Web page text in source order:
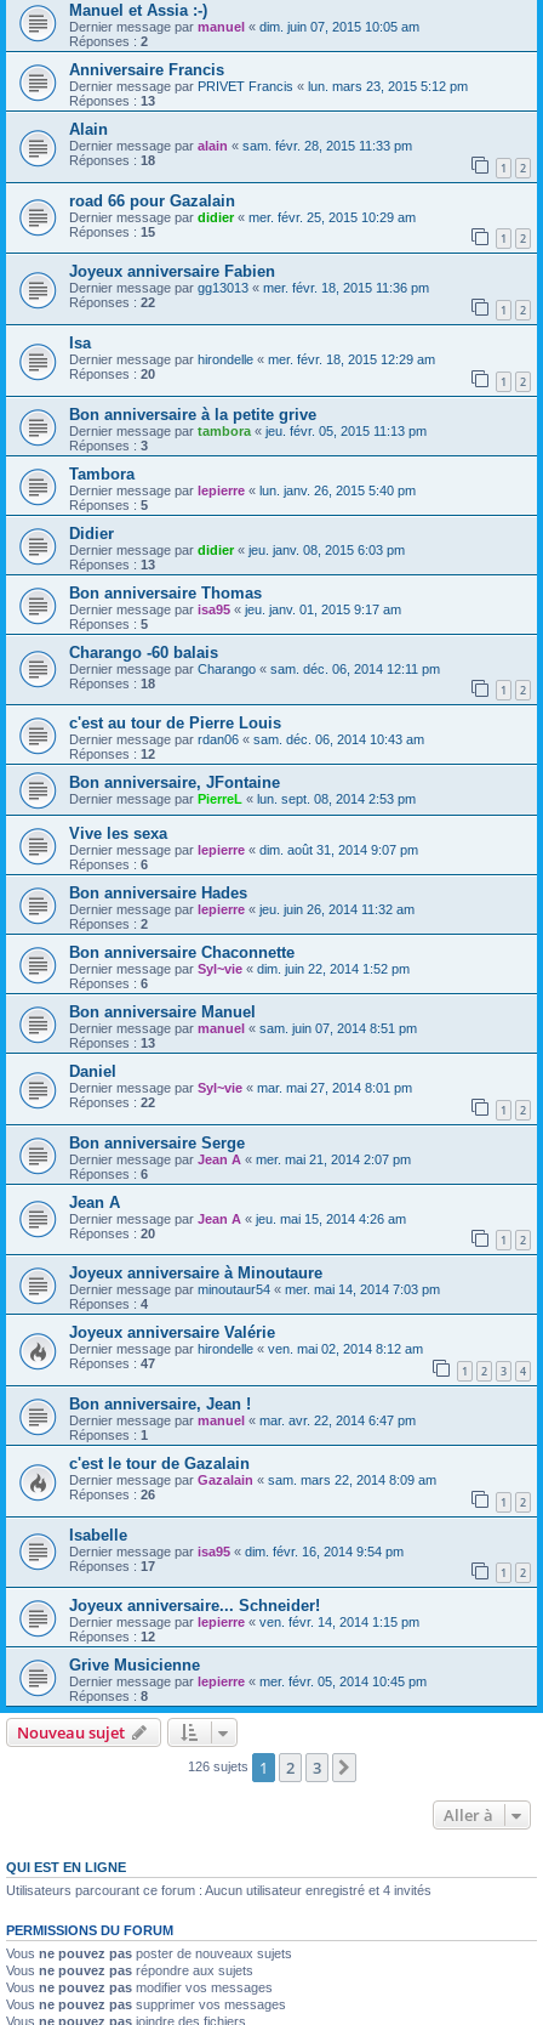
Manuel et Assia :-)
Dernier message par manuel « dim. juin 07, 2015 10:05 am
Réponses : 2
Anniversaire Francis
Dernier message par PRIVET Francis « lun. mars 23, 2015 5:12 pm
Réponses : 13
Alain
Dernier message par alain « sam. févr. 28, 2015 11:33 pm
Réponses : 18 1 2
road 66 pour Gazalain
Dernier message par didier« mer. févr. 25, 2015 10:29 am
Réponses : 15 1 2
Joyeux anniversaire Fabien
Dernier message par gg13013 « mer. févr. 18, 2015 11:36 pm
Réponses : 22 1 2
Isa
Dernier message par hirondelle « mer. févr. 18, 2015 12:29 am
Réponses : 20 1 2
Bon anniversaire à la petite grive
Dernier message par tambora « jeu. févr. 05, 2015 11:13 pm
Réponses : 3
Tambora
Dernier message par lepierre « lun. janv. 26, 2015 5:40 pm
Réponses : 5
Didier
Dernier message par didier« jeu. janv. 08, 2015 6:03 pm
Réponses : 13
Bon anniversaire Thomas
Dernier message par isa95 « jeu. janv. 01, 2015 9:17 am
Réponses : 5
Charango -60 balais
Dernier message par Charango « sam. déc. 06, 2014 12:11 pm
Réponses : 18 1 2
c'est au tour de Pierre Louis
Dernier message par rdan06 « sam. déc. 06, 2014 10:43 am
Réponses : 12
Bon anniversaire, JFontaine
Dernier message par PierreL « lun. sept. 08, 2014 2:53 pm
Vive les sexa
Dernier message par lepierre « dim. août 31, 2014 9:07 pm
Réponses : 6
Bon anniversaire Hades
Dernier message par lepierre « jeu. juin 26, 2014 11:32 am
Réponses : 2
Bon anniversaire Chaconnette
Dernier message par Syl~vie « dim. juin 22, 2014 1:52 pm
Réponses : 6
Bon anniversaire Manuel
Dernier message par manuel « sam. juin 07, 2014 8:51 pm
Réponses : 13
Daniel
Dernier message par Syl~vie « mar. mai 27, 2014 8:01 pm
Réponses : 22 1 2
Bon anniversaire Serge
Dernier message par Jean A « mer. mai 21, 2014 2:07 pm
Réponses : 6
Jean A
Dernier message par Jean A « jeu. mai 15, 2014 4:26 am
Réponses : 20 1 2
Joyeux anniversaire à Minoutaure
Dernier message par minoutaur54 « mer. mai 14, 2014 7:03 pm
Réponses : 4
Joyeux anniversaire Valérie
Dernier message par hirondelle « ven. mai 02, 2014 8:12 am
Réponses : 47 1 2 3 4
Bon anniversaire, Jean !
Dernier message par manuel « mar. avr. 22, 2014 6:47 pm
Réponses : 1
c'est le tour de Gazalain
Dernier message par Gazalain « sam. mars 22, 2014 8:09 am
Réponses : 26 1 2
Isabelle
Dernier message par isa95 « dim. févr. 16, 2014 9:54 pm
Réponses : 17 1 2
Joyeux anniversaire... Schneider!
Dernier message par lepierre « ven. févr. 14, 2014 1:15 pm
Réponses : 12
Grive Musicienne
Dernier message par lepierre « mer. févr. 05, 2014 10:45 pm
Réponses : 8
Nouveau sujet
126 sujets 1 2 3
Aller à
QUI EST EN LIGNE
Utilisateurs parcourant ce forum : Aucun utilisateur enregistré et 4 invités
PERMISSIONS DU FORUM
Vous ne pouvez pas poster de nouveaux sujets
Vous ne pouvez pas répondre aux sujets
Vous ne pouvez pas modifier vos messages
Vous ne pouvez pas supprimer vos messages
Vous ne pouvez pas joindre des fichiers